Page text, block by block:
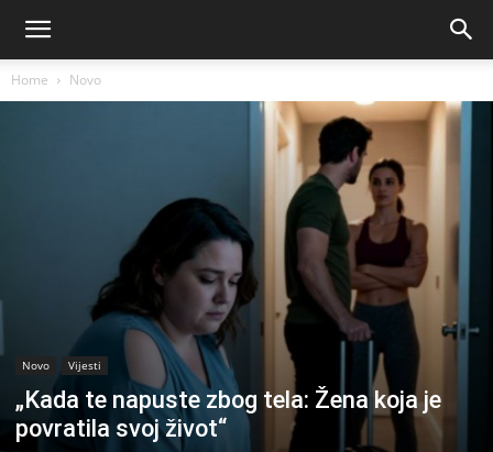
Home Novo
Novo Vijesti
„Kada te napuste zbog tela: Žena koja je
povratila svoj život“